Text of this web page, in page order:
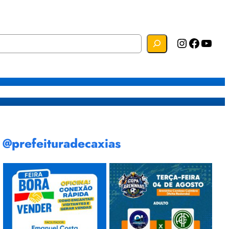
Instagram Facebook YouTube
@prefeituradecaxias